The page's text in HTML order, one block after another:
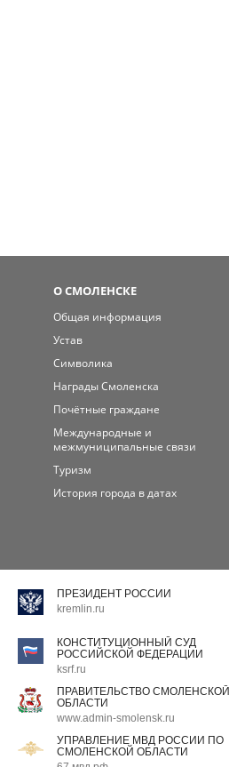
О СМОЛЕНСКЕ
Общая информация
Устав
Символика
Награды Смоленска
Почётные граждане
Международные и
межмуниципальные связи
Туризм
История города в датах
ПРЕЗИДЕНТ РОССИИ
kremlin.ru
КОНСТИТУЦИОННЫЙ СУД
РОССИЙСКОЙ ФЕДЕРАЦИИ
ksrf.ru
ПРАВИТЕЛЬСТВО СМОЛЕНСКОЙ
ОБЛАСТИ
www.admin-smolensk.ru
УПРАВЛЕНИЕ МВД РОССИИ ПО
СМОЛЕНСКОЙ ОБЛАСТИ